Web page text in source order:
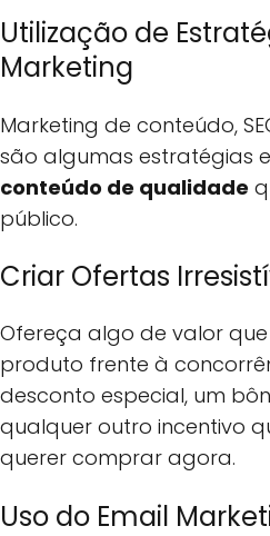
Utilização de
Marketing
Marketing de conteúdo,
são algumas estratégias
conteúdo de qualidade
público.
Criar Ofertas
Ofereça algo de valor
produto frente à
desconto especial, um
qualquer outro incentivo
querer comprar agora.
Uso do Email